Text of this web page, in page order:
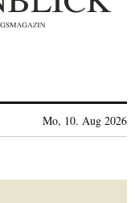
Mo, 10. Aug 2026